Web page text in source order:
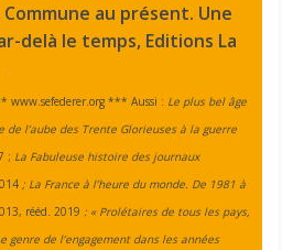
Commune au présent. Une
delà le temps, Editions La
www.sefederer.org *** Aussi : Le plus bel âge
de l’aube des Trente Glorieuses à la guerre
; La Fabuleuse histoire des journaux
; La France à l’heure du monde. De 1981 à
rééd. 2019 : « Prolétaires de tous les pays,
genre de l’engagement dans les années